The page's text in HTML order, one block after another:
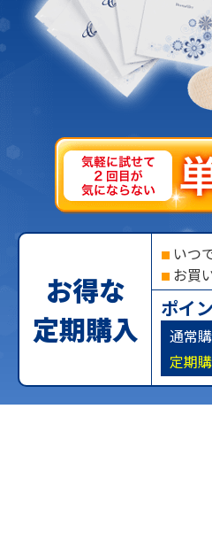
お得な
定期購入
■ いつ
■ お買
ポイ
通常
定期